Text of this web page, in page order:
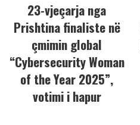
23-vjeçarja nga
Prishtina finaliste në
çmimin global
“Cybersecurity Woman
of the Year 2025”,
votimi i hapur